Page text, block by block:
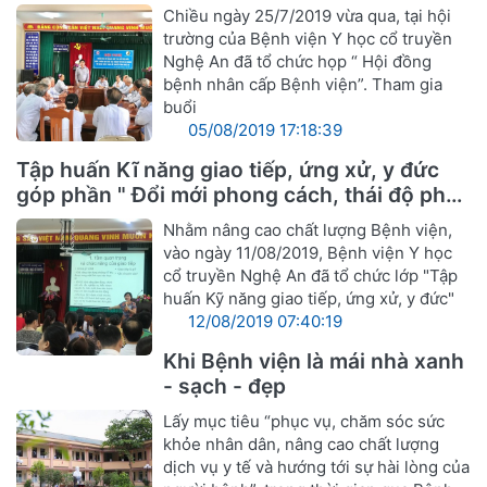
bệnh
Chiều ngày 25/7/2019 vừa qua, tại hội
trường của Bệnh viện Y học cổ truyền
Nghệ An đã tổ chức họp “ Hội đồng
bệnh nhân cấp Bệnh viện”. Tham gia
buổi
05/08/2019 17:18:39
Tập huấn Kĩ năng giao tiếp, ứng xử, y đức
góp phần " Đổi mới phong cách, thái độ phục
vụ cán bộ ngành Y hướng tới sự hài lòng
người bệnh"
Nhằm nâng cao chất lượng Bệnh viện,
vào ngày 11/08/2019, Bệnh viện Y học
cổ truyền Nghệ An đã tổ chức lớp "Tập
huấn Kỹ năng giao tiếp, ứng xử, y đức"
12/08/2019 07:40:19
Khi Bệnh viện là mái nhà xanh
- sạch - đẹp
Lấy mục tiêu “phục vụ, chăm sóc sức
khỏe nhân dân, nâng cao chất lượng
dịch vụ y tế và hướng tới sự hài lòng của